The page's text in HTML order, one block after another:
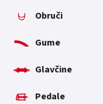
Obruči
Gume
Glavčine
Pedale